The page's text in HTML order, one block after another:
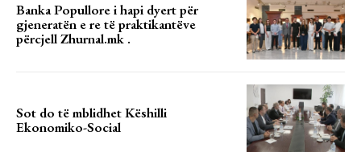
Banka Popullore i hapi dyert për
gjeneratën e re të praktikantëve
përcjell Zhurnal.mk .
Sot do të mblidhet Këshilli
Ekonomiko-Social